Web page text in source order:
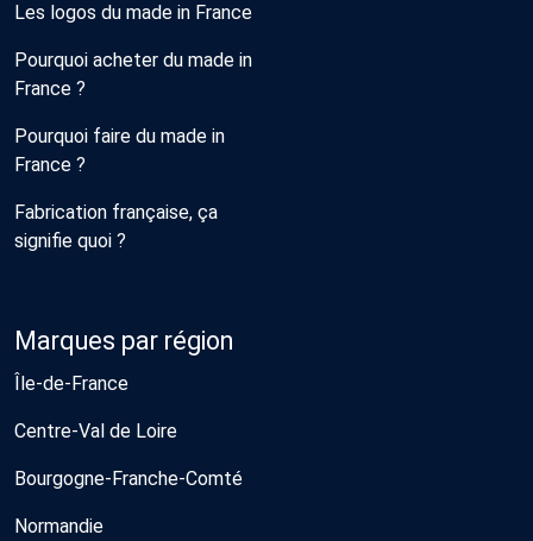
Les logos du made in France
Pourquoi acheter du made in
France ?
Pourquoi faire du made in
France ?
Fabrication française, ça
signifie quoi ?
Marques par région
Île-de-France
Centre-Val de Loire
Bourgogne-Franche-Comté
Normandie